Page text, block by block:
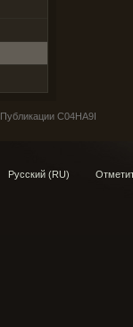
Публикации C04HA9I
Русский (RU)